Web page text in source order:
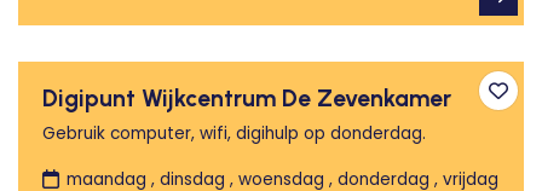
Digipunt Wijkcentrum De Zevenkamer
Gebruik computer, wifi, digihulp op donderdag.
maandag , dinsdag , woensdag , donderdag , vrijdag